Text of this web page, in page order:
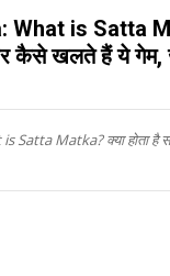
is Satta
कैसे खलते हैं ये गेम,
Satta Matka? क्या होता